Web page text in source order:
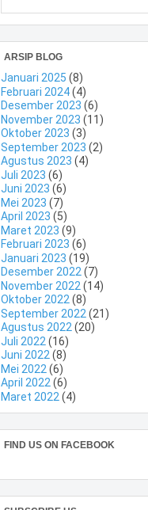
ARSIP BLOG
Januari 2025 (8)
Februari 2024(4)
Desember 2023 (6)
November 2023 (11)
Oktober 2023 (3)
September 2023 (2)
Agustus 2023 (4)
Juli 2023 (6)
Juni 2023 (6)
Mei 2023 (7)
April 2023 (5)
Maret 2023 (9)
Februari 2023 (6)
Januari 2023 (19)
Desember 2022 (7)
November 2022 (14)
Oktober 2022 (8)
September 2022 (21)
Agustus 2022 (20)
Juli 2022 (16)
Juni 2022 (8)
Mei 2022 (6)
April 2022 (6)
Maret 2022 (4)
FIND US ON FACEBOOK